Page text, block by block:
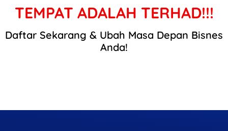
TEMPAT ADALAH TERHAD!!!
Daftar Sekarang & Ubah Masa Depan Bisnes
Anda!